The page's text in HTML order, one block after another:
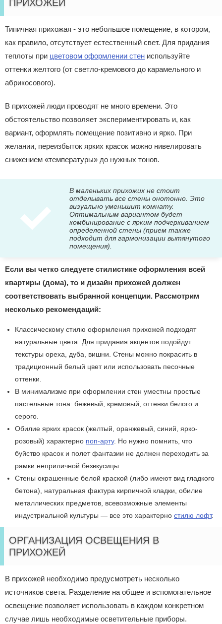
ПРИХОЖЕЙ
Типичная прихожая - это небольшое помещение, в котором,
как правило, отсутствует естественный свет. Для придания
теплоты при цветовом оформлении стен используйте
оттенки желтого (от светло-кремового до карамельного и
абрикосового).
В прихожей люди проводят не много времени. Это
обстоятельство позволяет экспериментировать и, как
вариант, оформлять помещение позитивно и ярко. При
желании, переизбыток ярких красок можно нивелировать
снижением «температуры» до нужных тонов.
В маленьких прихожих не стоит
отделывать все стены онотонно. Это
визуально уменьшит комнату.
Оптимальным вариантом будет
комбинирование с ярким подчеркиванием
определенной стены (прием также
подходит для гармонизации вытянутого
помещения).
Если вы четко следуете стилистике оформления всей
квартиры (дома), то и дизайн прихожей должен
соответствовать выбранной концепции. Рассмотрим
несколько рекомендаций:
Классическому стилю оформления прихожей подходят
натуральные цвета. Для придания акцентов подойдут
текстуры ореха, дуба, вишни. Стены можно покрасить в
традиционный белый цвет или использовать песочные
оттенки.
В минимализме при оформлении стен уместны простые
пастельные тона: бежевый, кремовый, оттенки белого и
серого.
Обилие ярких красок (желтый, оранжевый, синий, ярко-
розовый) характерно поп-арту. Но нужно помнить, что
буйство красок и полет фантазии не должен переходить за
рамки неприличной безвкусицы.
Стены окрашенные белой краской (либо имеют вид гладкого
бетона), натуральная фактура кирпичной кладки, обилие
металлических предметов, всевозможные элементы
индустриальной культуры — все это характерно стилю лофт.
ОРГАНИЗАЦИЯ ОСВЕЩЕНИЯ В
ПРИХОЖЕЙ
В прихожей необходимо предусмотреть несколько
источников света. Разделение на общее и вспомогательное
освещение позволяет использовать в каждом конкретном
случае лишь необходимые осветительные приборы.